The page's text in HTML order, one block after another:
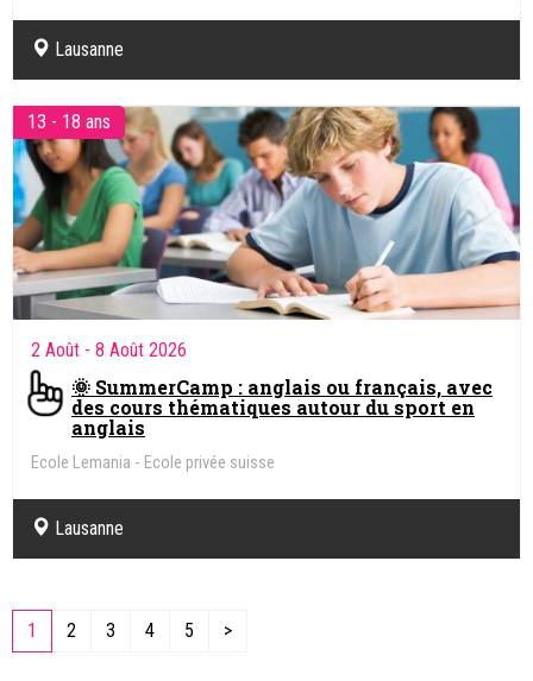
Lausanne
13 - 18 ans
2 Août - 8 Août 2026
🌞 SummerCamp : anglais ou français, avec
des cours thématiques autour du sport en
anglais
Ecole Lemania - Ecole privée suisse
Lausanne
1 2 3 4 5 >